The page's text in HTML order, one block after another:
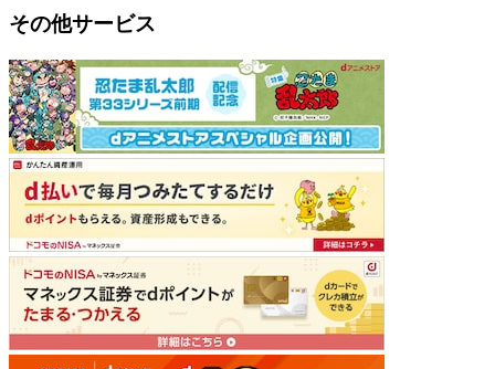
その他サービス